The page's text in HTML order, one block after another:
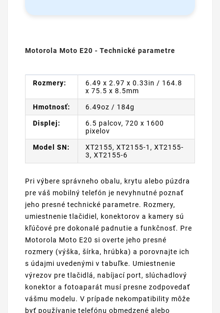
Motorola Moto E20 - Technické parametre
Rozmery:
6.49 x 2.97 x 0.33in / 164.8
x 75.5 x 8.5mm
Hmotnosť: 6.49oz / 184g
Displej:
6.5 palcov, 720 x 1600
pixelov
Model SN:
XT2155, XT2155-1, XT2155-
3, XT2155-6
Pri výbere správneho obalu, krytu alebo púzdra
pre váš mobilný telefón je nevyhnutné poznať
jeho presné technické parametre. Rozmery,
umiestnenie tlačidiel, konektorov a kamery sú
kľúčové pre dokonalé padnutie a funkčnosť. Pre
Motorola Moto E20 si overte jeho presné
rozmery (výška, šírka, hrúbka) a porovnajte ich
s údajmi uvedenými v tabuľke. Umiestnenie
výrezov pre tlačidlá, nabíjací port, slúchadlový
konektor a fotoaparát musí presne zodpovedať
vášmu modelu. V prípade nekompatibility môže
byť používanie telefónu obmedzené alebo